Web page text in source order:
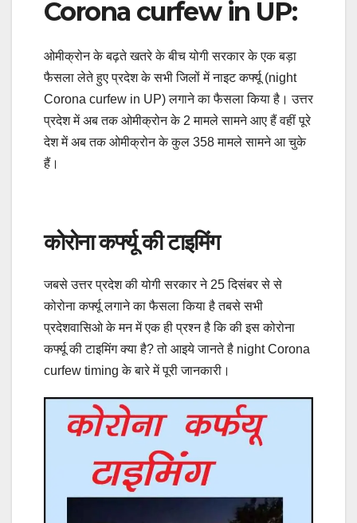
Corona curfew in UP:
ओमीक्रोन के बढ़ते खतरे के बीच योगी सरकार के एक बड़ा
फैसला लेते हुए प्रदेश के सभी जिलों में नाइट कर्फ्यू (night
Corona curfew in UP) लगाने का फैसला किया है। उत्तर
प्रदेश में अब तक ओमीक्रोन के 2 मामले सामने आए हैं वहीं पूरे
देश में अब तक ओमीक्रोन के कुल 358 मामले सामने आ चुके
हैं।
कोरोना कर्फ्यू की टाइमिंग
जबसे उत्तर प्रदेश की योगी सरकार ने 25 दिसंबर से से
कोरोना कर्फ्यू लगाने का फैसला किया है तबसे सभी
प्रदेशवासिओ के मन में एक ही प्रश्न है कि की इस कोरोना
कर्फ्यू की टाइमिंग क्या है? तो आइये जानते है night Corona
curfew timing के बारे में पूरी जानकारी।